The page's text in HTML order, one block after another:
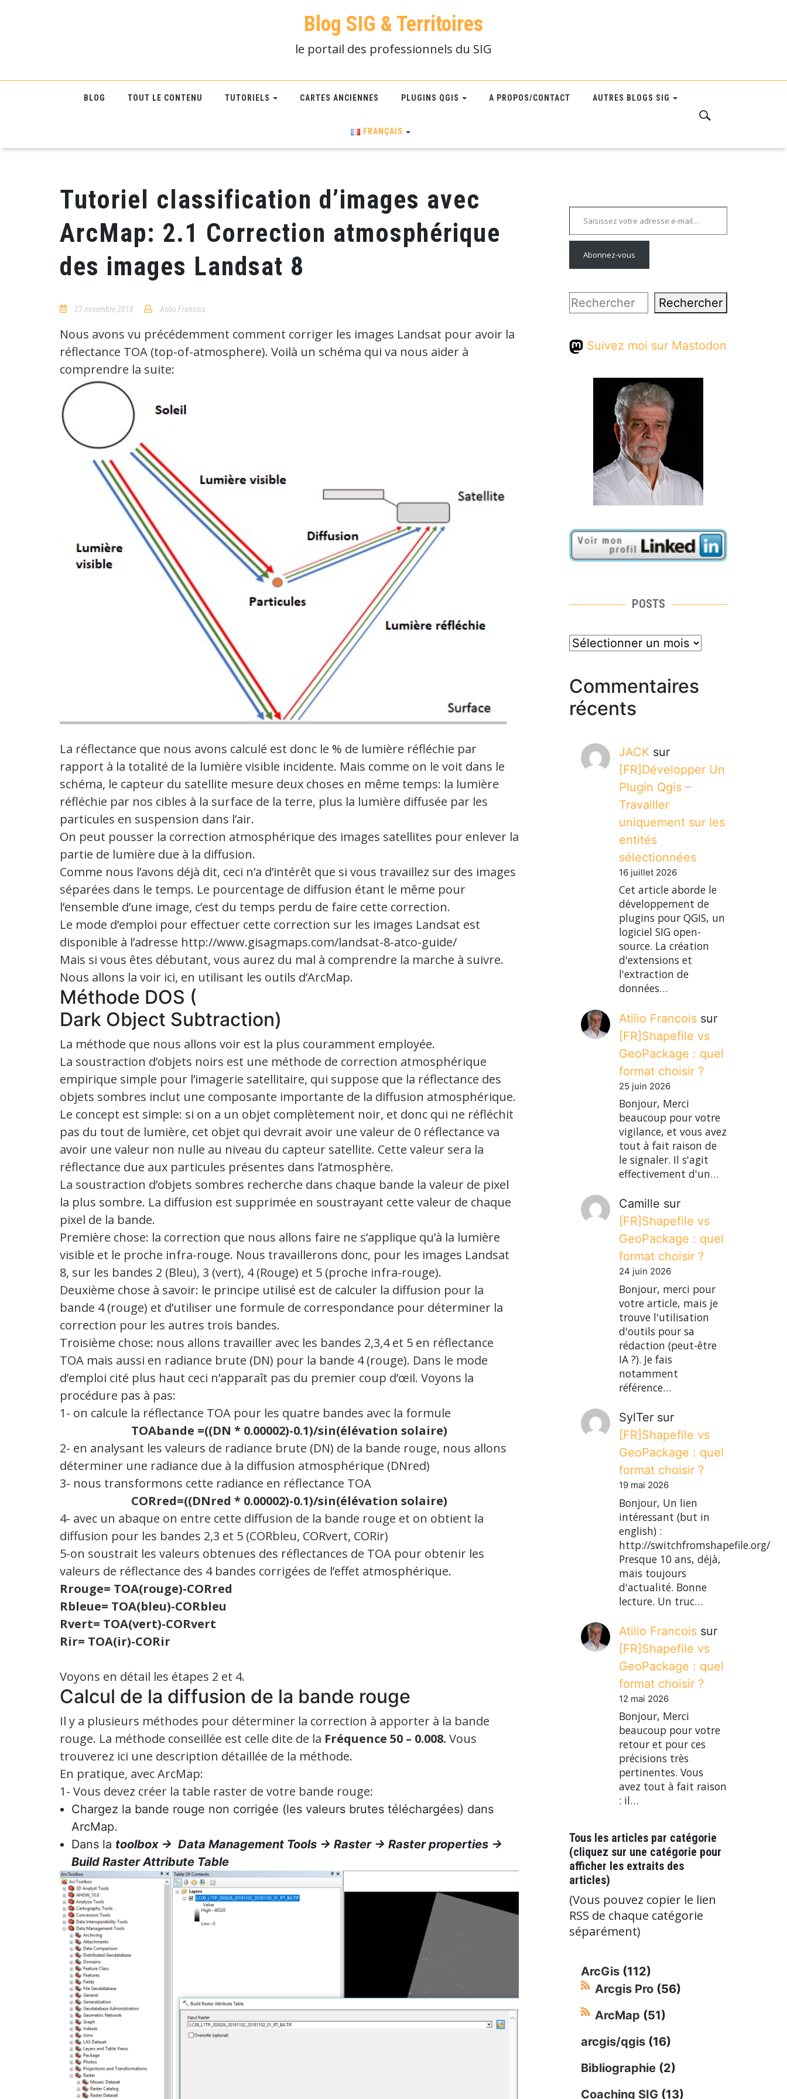
Blog SIG & Territoires
le portail des professionnels du SIG
BLOG TOUT LE CONTENU TUTORIELS CARTES ANCIENNES PLUGINS QGIS A PROPOS/CONTACT AUTRES BLOGS SIG
FRANÇAIS
Tutoriel classification d’images avec
ArcMap: 2.1 Correction atmosphérique
des images Landsat 8
23 novembre 2018 Atilio Francois
Nous avons vu précédemment comment corriger les images Landsat pour avoir la
réflectance TOA (top-of-atmosphere). Voilà un schéma qui va nous aider à
comprendre la suite:
La réflectance que nous avons calculé est donc le % de lumière réfléchie par
rapport à la totalité de la lumière visible incidente. Mais comme on le voit dans le
schéma, le capteur du satellite mesure deux choses en même temps: la lumière
réfléchie par nos cibles à la surface de la terre, plus la lumière diffusée par les
particules en suspension dans l’air.
On peut pousser la correction atmosphérique des images satellites pour enlever la
partie de lumière due à la diffusion.
Comme nous l’avons déjà dit, ceci n’a d’intérêt que si vous travaillez sur des images
séparées dans le temps. Le pourcentage de diffusion étant le même pour
l’ensemble d’une image, c’est du temps perdu de faire cette correction.
Le mode d’emploi pour effectuer cette correction sur les images Landsat est
disponible à l’adresse http://www.gisagmaps.com/landsat-8-atco-guide/
Mais si vous êtes débutant, vous aurez du mal à comprendre la marche à suivre.
Nous allons la voir ici, en utilisant les outils d’ArcMap.
Méthode DOS (
Dark Object Subtraction)
La méthode que nous allons voir est la plus couramment employée.
La soustraction d’objets noirs est une méthode de correction atmosphérique
empirique simple pour l’imagerie satellitaire, qui suppose que la réflectance des
objets sombres inclut une composante importante de la diffusion atmosphérique.
Le concept est simple: si on a un objet complètement noir, et donc qui ne réfléchit
pas du tout de lumière, cet objet qui devrait avoir une valeur de 0 réflectance va
avoir une valeur non nulle au niveau du capteur satellite. Cette valeur sera la
réflectance due aux particules présentes dans l’atmosphère.
La soustraction d’objets sombres recherche dans chaque bande la valeur de pixel
la plus sombre. La diffusion est supprimée en soustrayant cette valeur de chaque
pixel de la bande.
Première chose: la correction que nous allons faire ne s’applique qu’à la lumière
visible et le proche infra-rouge. Nous travaillerons donc, pour les images Landsat
8, sur les bandes 2 (Bleu), 3 (vert), 4 (Rouge) et 5 (proche infra-rouge).
Deuxième chose à savoir: le principe utilisé est de calculer la diffusion pour la
bande 4 (rouge) et d’utiliser une formule de correspondance pour déterminer la
correction pour les autres trois bandes.
Troisième chose: nous allons travailler avec les bandes 2,3,4 et 5 en réflectance
TOA mais aussi en radiance brute (DN) pour la bande 4 (rouge). Dans le mode
d’emploi cité plus haut ceci n’apparaît pas du premier coup d’œil. Voyons la
procédure pas à pas:
1- on calcule la réflectance TOA pour les quatre bandes avec la formule
TOAbande =((DN * 0.00002)-0.1)/sin(élévation solaire)
2- en analysant les valeurs de radiance brute (DN) de la bande rouge, nous allons
déterminer une radiance due à la diffusion atmosphérique (DNred)
3- nous transformons cette radiance en réflectance TOA
CORred=((DNred * 0.00002)-0.1)/sin(élévation solaire)
4- avec un abaque on entre cette diffusion de la bande rouge et on obtient la
diffusion pour les bandes 2,3 et 5 (CORbleu, CORvert, CORir)
5-on soustrait les valeurs obtenues des réflectances de TOA pour obtenir les
valeurs de réflectance des 4 bandes corrigées de l’effet atmosphérique.
Rrouge= TOA(rouge)-CORred
Rbleue= TOA(bleu)-CORbleu
Rvert= TOA(vert)-CORvert
Rir= TOA(ir)-CORir
Voyons en détail les étapes 2 et 4.
Calcul de la diffusion de la bande rouge
Il y a plusieurs méthodes pour déterminer la correction à apporter à la bande
rouge. La méthode conseillée est celle dite de la Fréquence 50 – 0.008. Vous
trouverez ici une description détaillée de la méthode.
En pratique, avec ArcMap:
1- Vous devez créer la table raster de votre bande rouge:
Chargez la bande rouge non corrigée (les valeurs brutes téléchargées) dans
ArcMap.
Dans la toolbox -> Data Management Tools -> Raster -> Raster properties ->
Build Raster Attribute Table
Saisissez votre adresse e-mail…
Abonnez-vous
Rechercher Rechercher
Suivez moi sur Mastodon
POSTS
posts
Commentaires
récents
JACK sur
[FR]Développer Un
Plugin Qgis –
Travailler
uniquement sur les
entités
sélectionnées
16 juillet 2026
Cet article aborde le
développement de
plugins pour QGIS, un
logiciel SIG open-
source. La création
d'extensions et
l'extraction de
données…
Atilio Francois sur
[FR]Shapefile vs
GeoPackage : quel
format choisir ?
25 juin 2026
Bonjour, Merci
beaucoup pour votre
vigilance, et vous avez
tout à fait raison de
le signaler. Il s'agit
effectivement d'un…
Camille sur
[FR]Shapefile vs
GeoPackage : quel
format choisir ?
24 juin 2026
Bonjour, merci pour
votre article, mais je
trouve l'utilisation
d'outils pour sa
rédaction (peut-être
IA ?). Je fais
notamment
référence…
SylTer sur
[FR]Shapefile vs
GeoPackage : quel
format choisir ?
19 mai 2026
Bonjour, Un lien
intéressant (but in
english) :
http://switchfromshapefile.org/
Presque 10 ans, déjà,
mais toujours
d'actualité. Bonne
lecture. Un truc…
Atilio Francois sur
[FR]Shapefile vs
GeoPackage : quel
format choisir ?
12 mai 2026
Bonjour, Merci
beaucoup pour votre
retour et pour ces
précisions très
pertinentes. Vous
avez tout à fait raison
: il…
Tous les articles par catégorie
(cliquez sur une catégorie pour
afficher les extraits des
articles)
(Vous pouvez copier le lien
RSS de chaque catégorie
séparément)
ArcGis (112)
Arcgis Pro (56)
ArcMap (51)
arcgis/qgis (16)
Bibliographie (2)
Coaching SIG (13)